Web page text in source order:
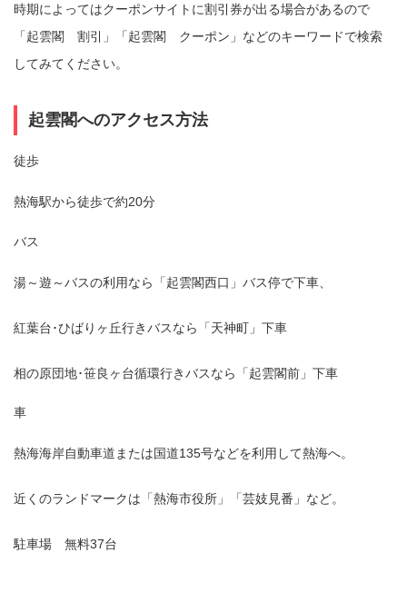
時期によってはクーポンサイトに割引券が出る場合があるので
「起雲閣 割引」「起雲閣 クーポン」などのキーワードで検索
してみてください。
起雲閣へのアクセス方法
徒歩
熱海駅から徒歩で約20分
バス
湯～遊～バスの利用なら「起雲閣西口」バス停で下車、
紅葉台･ひばりヶ丘行きバスなら「天神町」下車
相の原団地･笹良ヶ台循環行きバスなら「起雲閣前」下車
車
熱海海岸自動車道または国道135号などを利用して熱海へ。
近くのランドマークは「熱海市役所」「芸妓見番」など。
駐車場 無料37台